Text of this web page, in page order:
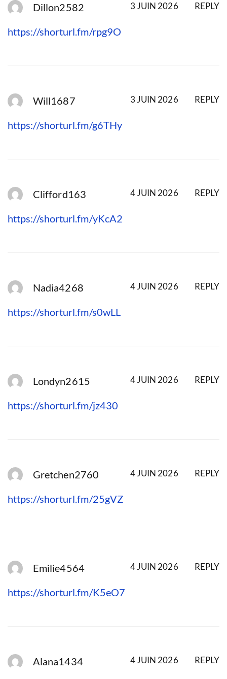
Dillon2582 REPLY
3 JUIN 2026
https://shorturl.fm/rpg9O
Will1687 REPLY
3 JUIN 2026
https://shorturl.fm/g6THy
Clifford163 REPLY
4 JUIN 2026
https://shorturl.fm/yKcA2
Nadia4268 REPLY
4 JUIN 2026
https://shorturl.fm/s0wLL
Londyn2615 REPLY
4 JUIN 2026
https://shorturl.fm/jz430
Gretchen2760 REPLY
4 JUIN 2026
https://shorturl.fm/25gVZ
Emilie4564 REPLY
4 JUIN 2026
https://shorturl.fm/K5eO7
Alana1434 REPLY
4 JUIN 2026